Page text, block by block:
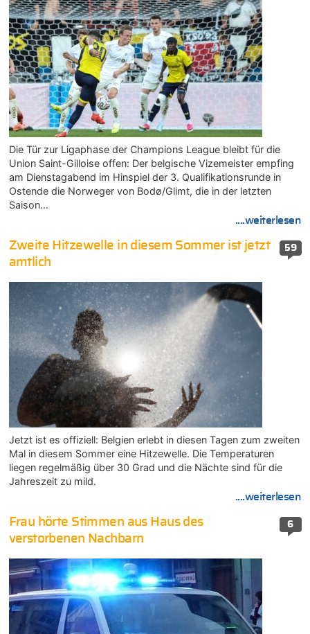
Die Tür zur Ligaphase der Champions League bleibt für die
Union Saint-Gilloise offen: Der belgische Vizemeister empfing
am Dienstagabend im Hinspiel der 3. Qualifikationsrunde in
Ostende die Norweger von Bodø/Glimt, die in der letzten
Saison…
....weiterlesen
59
Zweite Hitzewelle in diesem Sommer ist jetzt
amtlich
Jetzt ist es offiziell: Belgien erlebt in diesen Tagen zum zweiten
Mal in diesem Sommer eine Hitzewelle. Die Temperaturen
liegen regelmäßig über 30 Grad und die Nächte sind für die
Jahreszeit zu mild.
....weiterlesen
6
Frau hörte Stimmen aus Haus des
verstorbenen Nachbarn